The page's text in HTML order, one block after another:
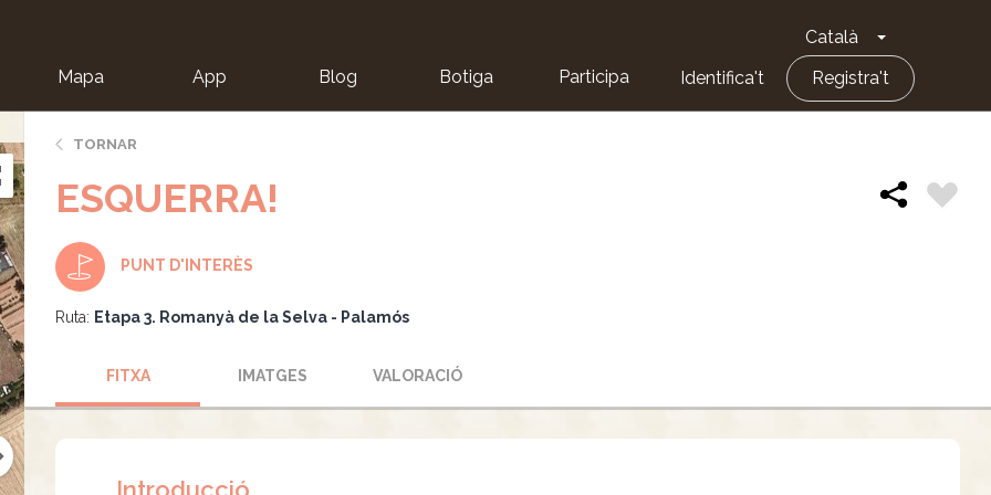
Català Toggle
Mapa App Blog Botiga Participa Identifica't Registra't
TORNAR
ESQUERRA!
PUNT D'INTERÈS
Ruta: Etapa 3. Romanyà de la Selva - Palamós
FITXA IMATGES VALORACIÓ